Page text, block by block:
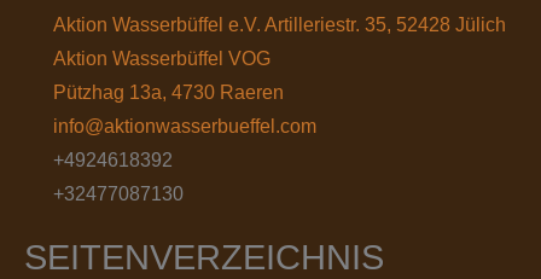
Aktion Wasserbüffel e.V. Artilleriestr. 35, 52428 Jülich
Aktion Wasserbüffel VOG
Pützhag 13a, 4730 Raeren
info@aktionwasserbueffel.com
+4924618392
+32477087130
SEITENVERZEICHNIS